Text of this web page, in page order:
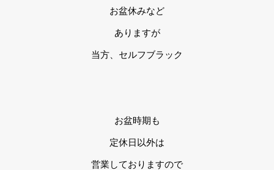
お盆休みなど
ありますが
当方、セルフブラック
お盆時期も
定休日以外は
営業しておりますので